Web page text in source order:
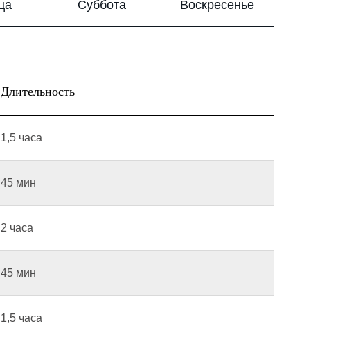
Суббота Воскресенье
Длительность
1,5 часа
45 мин
2 часа
45 мин
1,5 часа